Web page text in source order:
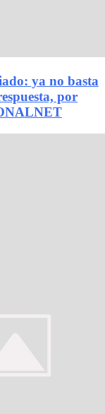
ya no basta
por